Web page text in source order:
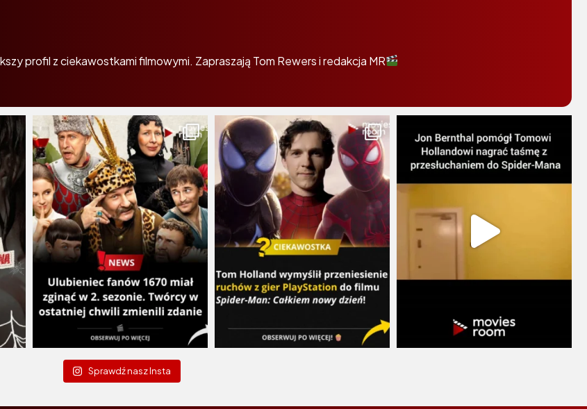
profil z ciekawostkami filmowymi. Zapraszają Tom Rewers i redakcja MR
Sprawdź nasz Insta